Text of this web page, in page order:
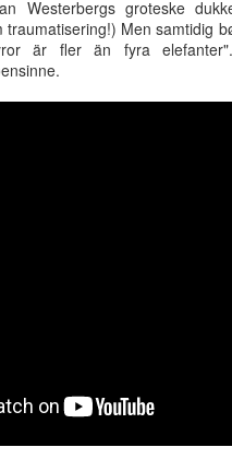
Westerbergs groteske
traumatisering!) Men samtidig
är fler än fyra